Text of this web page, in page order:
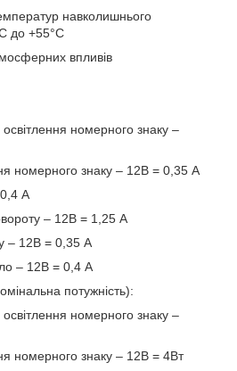
навколишнього
до +55°C
впливів
освітлення номерного знаку –
номерного знаку – 12В = 0,35 A
A
– 12В = 1,25 A
– 12В = 0,35 A
– 12В = 0,4 A
потужність):
освітлення номерного знаку –
номерного знаку – 12В = 4Вт